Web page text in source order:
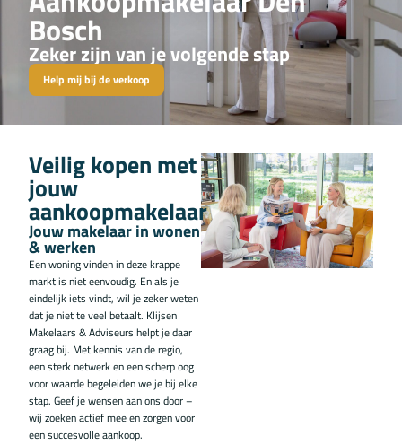
Bosch
Zeker zijn van je volgende stap
Help mij bij de verkoop
Veilig kopen met
jouw
aankoopmakelaar
Jouw makelaar in wonen
& werken
Een woning vinden in deze krappe
markt is niet eenvoudig. En als je
eindelijk iets vindt, wil je zeker weten
dat je niet te veel betaalt. Klijsen
Makelaars & Adviseurs helpt je daar
graag bij. Met kennis van de regio,
een sterk netwerk en een scherp oog
voor waarde begeleiden we je bij elke
stap. Geef je wensen aan ons door –
wij zoeken actief mee en zorgen voor
een succesvolle aankoop.